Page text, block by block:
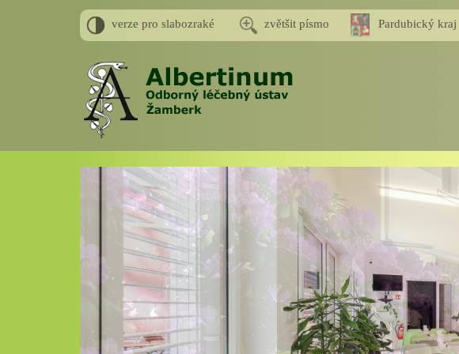
verze pro slabozraké zvětšit písmo Pardubický kraj